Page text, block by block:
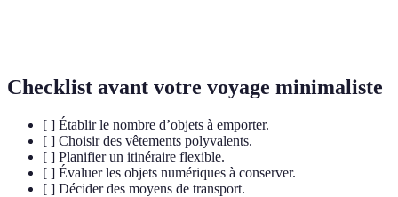
Checklist avant votre voyage minimaliste
[ ] Établir le nombre d’objets à emporter.
[ ] Choisir des vêtements polyvalents.
[ ] Planifier un itinéraire flexible.
[ ] Évaluer les objets numériques à conserver.
[ ] Décider des moyens de transport.